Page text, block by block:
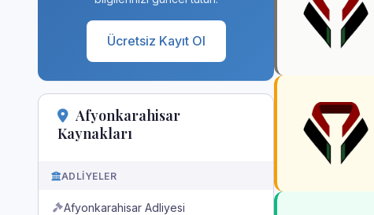
Ücretsiz Kayıt Ol
Afyonkarahisar
Kaynakları
ADLIYELER
Afyonkarahisar Adliyesi